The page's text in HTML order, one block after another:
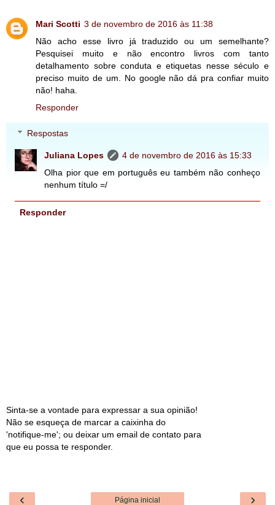
Mari Scotti 3 de novembro de 2016 às 11:38
Não acho esse livro já traduzido ou um semelhante?
Pesquisei muito e não encontro livros com tanto
detalhamento sobre conduta e etiquetas nesse século e
preciso muito de um. No google não dá pra confiar muito
não! haha.
Responder
Respostas
Juliana Lopes
4 de novembro de 2016 às 15:33
Olha pior que em português eu também não conheço
nenhum título =/
Responder
Sinta-se a vontade para expressar a sua opinião!
Não se esqueça de marcar a caixinha do
'notifique-me'; ou deixar um email de contato para
que eu possa te responder.
‹ ›
Página inicial